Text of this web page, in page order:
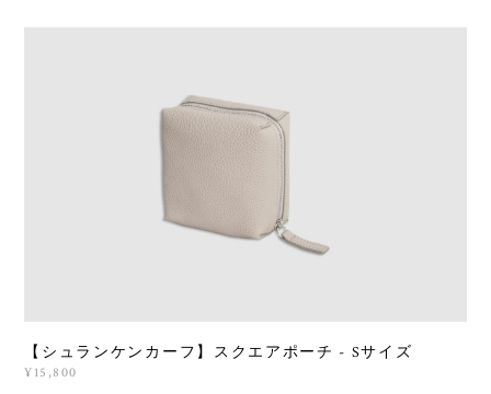
【シュランケンカーフ】スクエアポーチ - Sサイズ
¥15,800